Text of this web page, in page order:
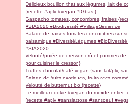
Délicieux bouillon thaï aux légumes, lait de
{recette #aplv #vegan #IGbas }
Gaspacho tomates, concombres, fraises
#SIA2020 #Biodiversité #VillageSemence
Salade de fraises-tomates-concombres sur
balsamique #DiversitéLégumes
#SIA2020
Velouté/purée de cresson crû et pommes de
pour cuisiner le cresson}
Truffes chocolat/café vegan {sans lait/plv,
Salade de fruits exotiques, fruits secs
Velouté de butternut bio {recette}
Le meilleur cookie #vegan du monde entier:
{recette #aplv #sanslactose #sansoeuf